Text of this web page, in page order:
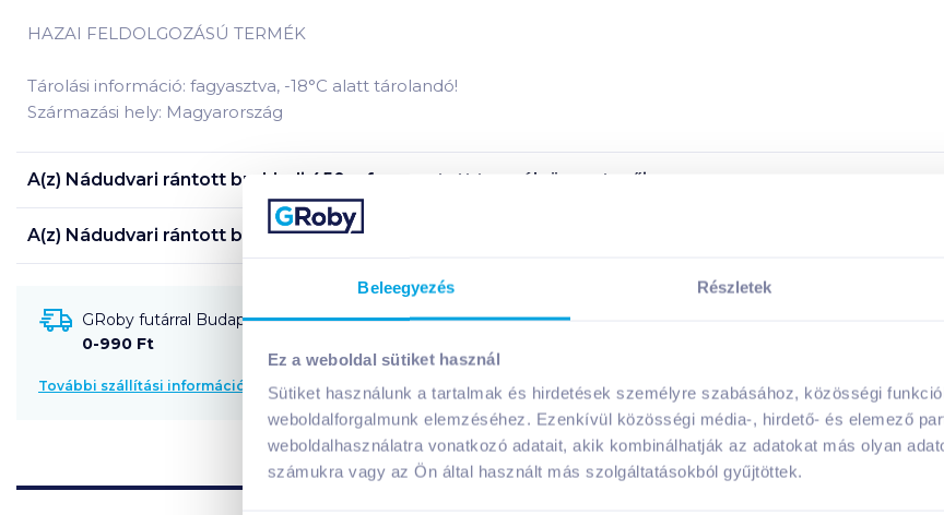
Beleegyezés Részletek
Ez a weboldal sütiket használ
Sütiket használunk a tartalmak és hirdetések személyre szabásához, közösségi
weboldalforgalmunk elemzéséhez. Ezenkívül közösségi média-, hirdető- és elemező
weboldalhasználatra vonatkozó adatait, akik kombinálhatják az adatokat más olyan
számukra vagy az Ön által használt más szolgáltatásokból gyűjtöttek.
HAZAI FELDOLGOZÁSÚ TERMÉK
Tárolási információ: fagyasztva, -18°C alatt tárolandó!
Származási hely: Magyarország
A(z) Nádudvari rántott brokkoli 450 g fagyasztott termék összetevői:
A(z) Nádudvari rántott brokkoli 450 g fagyasztott
GRoby futárral Budapestre és környékére szállítható
0-990 Ft
További szállítási információk
A márka további termékei